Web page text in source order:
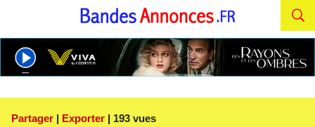
Partager | Exporter | 193 vues